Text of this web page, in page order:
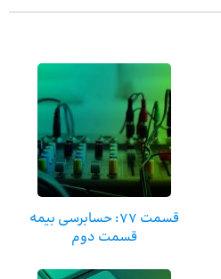
قسمت 77: حسابرسی بیمه
قسمت دوم